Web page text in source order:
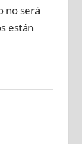
no será
están